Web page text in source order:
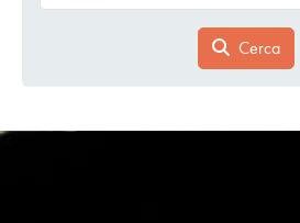
Cerca